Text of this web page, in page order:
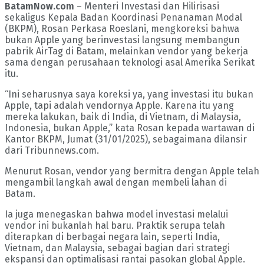
BatamNow.com – Menteri Investasi dan Hilirisasi
sekaligus Kepala Badan Koordinasi Penanaman Modal
(BKPM), Rosan Perkasa Roeslani, mengkoreksi bahwa
bukan Apple yang berinvestasi langsung membangun
pabrik AirTag di Batam, melainkan vendor yang bekerja
sama dengan perusahaan teknologi asal Amerika Serikat
itu.
“Ini seharusnya saya koreksi ya, yang investasi itu bukan
Apple, tapi adalah vendornya Apple. Karena itu yang
mereka lakukan, baik di India, di Vietnam, di Malaysia,
Indonesia, bukan Apple,” kata Rosan kepada wartawan di
Kantor BKPM, Jumat (31/01/2025), sebagaimana dilansir
dari Tribunnews.com.
Menurut Rosan, vendor yang bermitra dengan Apple telah
mengambil langkah awal dengan membeli lahan di
Batam.
Ia juga menegaskan bahwa model investasi melalui
vendor ini bukanlah hal baru. Praktik serupa telah
diterapkan di berbagai negara lain, seperti India,
Vietnam, dan Malaysia, sebagai bagian dari strategi
ekspansi dan optimalisasi rantai pasokan global Apple.